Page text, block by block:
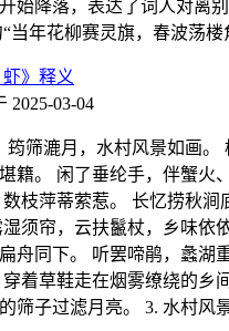
始降落，表达了词人对离
当年花柳赛灵旗，春波荡楼
》释义
2025-03-04
筛漉月，水村风景如画。
籍。 闲了垂纶手，伴蟹火
枝萍蒂萦惹。 长忆捞秋涧
须帘，云扶鬣杖，乡味依
舟同下。 听罢啼鹃，蠡湖
着草鞋走在烟雾缭绕的乡
筛子过滤月亮。 3. 水村风